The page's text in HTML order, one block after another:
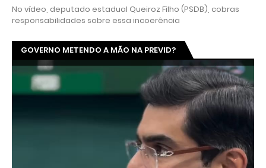
No vídeo, deputado estadual Queiroz Filho (PSDB), cobras
responsabilidades sobre essa incoerência
GOVERNO METENDO A MÃO NA PREVID?